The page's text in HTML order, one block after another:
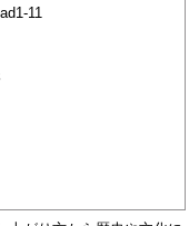
11